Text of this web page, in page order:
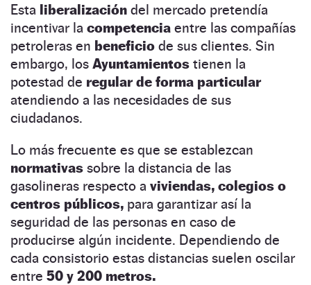
Esta liberalización del mercado pretendía
incentivar la competencia entre las compañías
petroleras en beneficio de sus clientes. Sin
embargo, los Ayuntamientos tienen la
potestad de regular de forma particular
atendiendo a las necesidades de sus
ciudadanos.
Lo más frecuente es que se establezcan
normativas sobre la distancia de las
gasolineras respecto a viviendas, colegios o
centros públicos, para garantizar así la
seguridad de las personas en caso de
producirse algún incidente. Dependiendo de
cada consistorio estas distancias suelen oscilar
entre 50 y 200 metros.